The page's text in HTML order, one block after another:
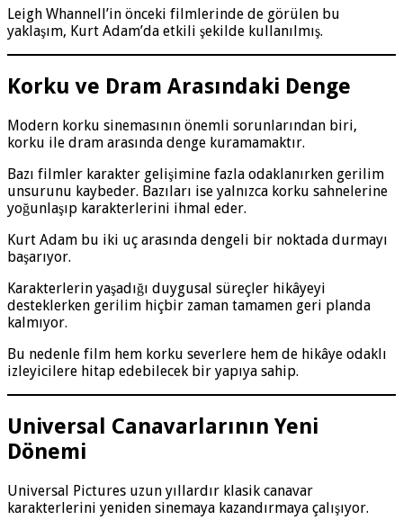
Leigh Whannell’in önceki filmlerinde de görülen bu
yaklaşım, Kurt Adam’da etkili şekilde kullanılmış.
Korku ve Dram Arasındaki Denge
Modern korku sinemasının önemli sorunlarından biri,
korku ile dram arasında denge kuramamaktır.
Bazı filmler karakter gelişimine fazla odaklanırken gerilim
unsurunu kaybeder. Bazıları ise yalnızca korku sahnelerine
yoğunlaşıp karakterlerini ihmal eder.
Kurt Adam bu iki uç arasında dengeli bir noktada durmayı
başarıyor.
Karakterlerin yaşadığı duygusal süreçler hikâyeyi
desteklerken gerilim hiçbir zaman tamamen geri planda
kalmıyor.
Bu nedenle film hem korku severlere hem de hikâye odaklı
izleyicilere hitap edebilecek bir yapıya sahip.
Universal Canavarlarının Yeni
Dönemi
Universal Pictures uzun yıllardır klasik canavar
karakterlerini yeniden sinemaya kazandırmaya çalışıyor.